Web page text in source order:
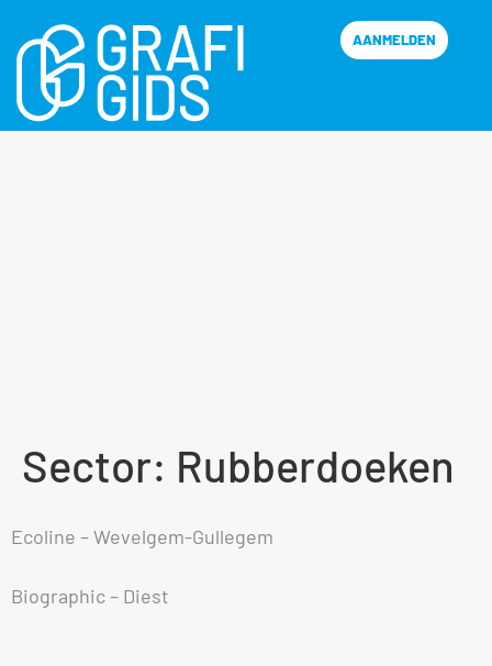
AANMELDEN
Sector: Rubberdoeken
Ecoline – Wevelgem-Gullegem
Biographic – Diest